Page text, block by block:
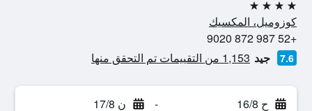
4 نجوم
كوزوميل، المكسيك
+52 987 872 9020
7.6 جيد 1,153 من التقييمات تم التحقق منها
ح 16/8 - ن 17/8